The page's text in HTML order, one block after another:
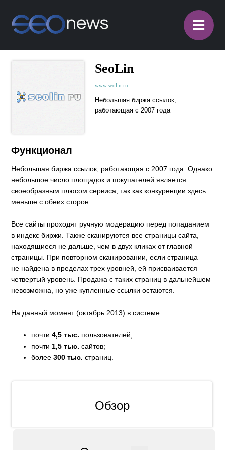
≡
SeoLin
www.seolin.ru
Небольшая биржа ссылок,
работающая с 2007 года
Функционал
Небольшая биржа ссылок, работающая с 2007 года. Однако
небольшое число площадок и покупателей является
своеобразным плюсом сервиса, так как конкуренции здесь
меньше с обеих сторон.
Все сайты проходят ручную модерацию перед попаданием
в индекс биржи. Также сканируются все страницы сайта,
находящиеся не дальше, чем в двух кликах от главной
страницы. При повторном сканировании, если страница
не найдена в пределах трех уровней, ей присваивается
четвертый уровень. Продажа с таких страниц в дальнейшем
невозможна, но уже купленные ссылки остаются.
На данный момент (октябрь 2013) в системе:
почти4,5 тыс. пользователей;
почти 1,5 тыс. сайтов;
более300 тыс. страниц.
Обзор